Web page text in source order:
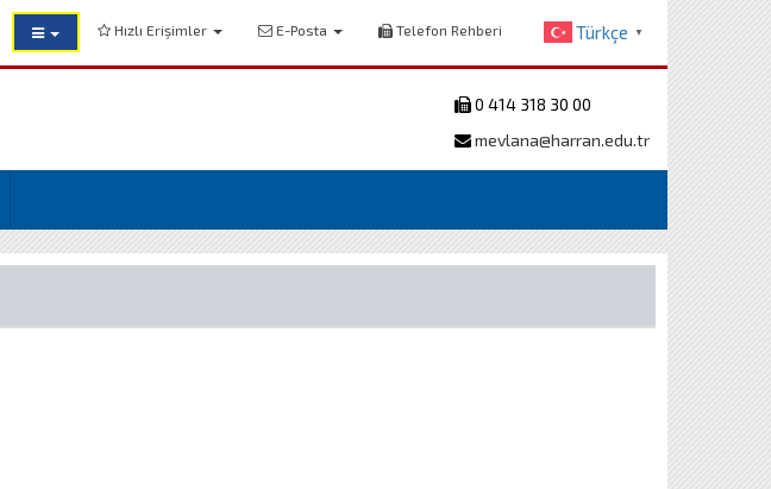
Hızlı Erişimler E-Posta Telefon Rehberi Türkçe ▼
0 414 318 30 00
mevlana@harran.edu.tr